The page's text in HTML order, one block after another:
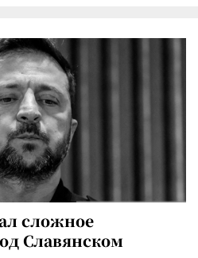
сложное
Славянском